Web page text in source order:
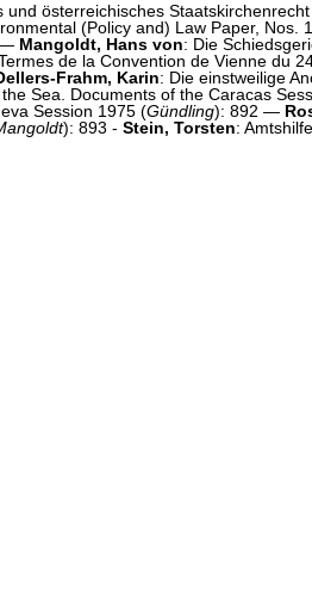
und österreichisches
(Policy and) Law Paper, Nos.
— Mangoldt, Hans von: Die
de la Convention de Vienne du
Frahm, Karin: Die einstweilige
Sea. Documents of the Caracas
Session 1975 (Gündling): 892 —
): 893 - Stein, Torsten: